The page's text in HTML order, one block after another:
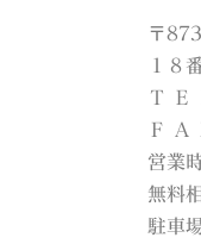
〒
１８
Ｔ Ｅ
Ｆ Ａ
営業
無料
駐車